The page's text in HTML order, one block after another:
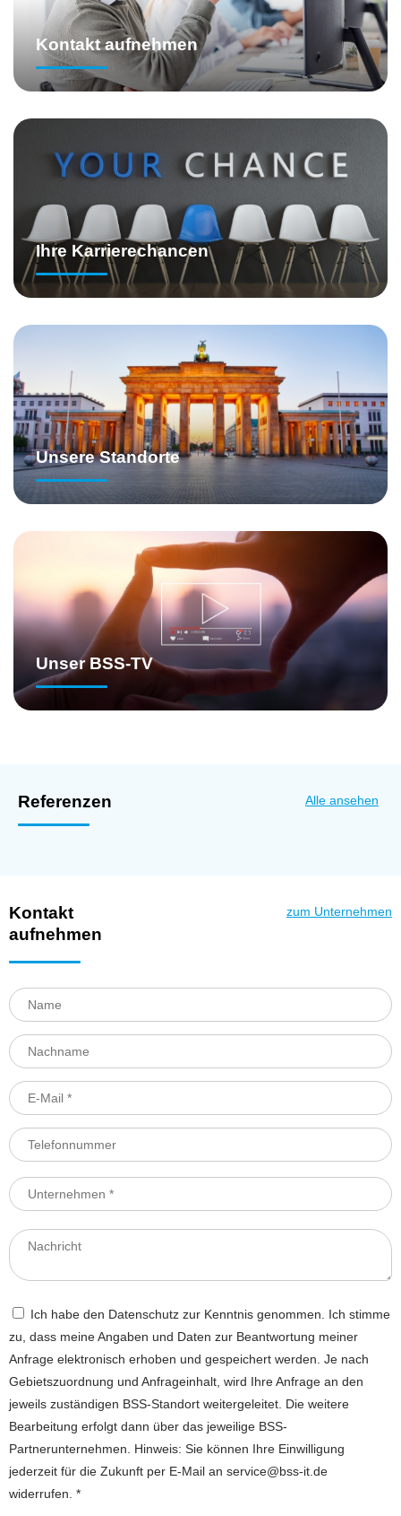
Kontakt aufnehmen
Ihre Karrierechancen
Unsere Standorte
Unser BSS-TV
Referenzen Alle ansehen
Kontakt
aufnehmen
zum Unternehmen
Ich habe den Datenschutz zur Kenntnis genommen. Ich stimme
zu, dass meine Angaben und Daten zur Beantwortung meiner
Anfrage elektronisch erhoben und gespeichert werden. Je nach
Gebietszuordnung und Anfrageinhalt, wird Ihre Anfrage an den
jeweils zuständigen BSS-Standort weitergeleitet. Die weitere
Bearbeitung erfolgt dann über das jeweilige BSS-
Partnerunternehmen. Hinweis: Sie können Ihre Einwilligung
jederzeit für die Zukunft per E-Mail an service@bss-it.de
widerrufen. *